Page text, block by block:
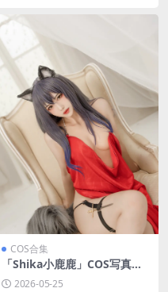
COS合集
「Shika小鹿鹿」COS写真合
集 [持续更新]
2026-05-25